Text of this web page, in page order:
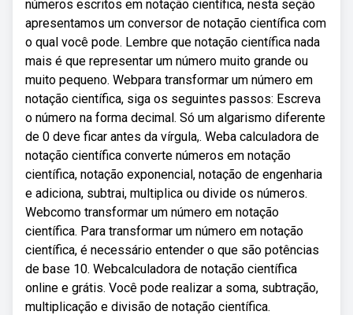
números escritos em notação científica, nesta seção
apresentamos um conversor de notação científica com
o qual você pode. Lembre que notação científica nada
mais é que representar um número muito grande ou
muito pequeno. Webpara transformar um número em
notação científica, siga os seguintes passos: Escreva
o número na forma decimal. Só um algarismo diferente
de 0 deve ficar antes da vírgula,. Weba calculadora de
notação científica converte números em notação
científica, notação exponencial, notação de engenharia
e adiciona, subtrai, multiplica ou divide os números.
Webcomo transformar um número em notação
científica. Para transformar um número em notação
científica, é necessário entender o que são potências
de base 10. Webcalculadora de notação científica
online e grátis. Você pode realizar a soma, subtração,
multiplicação e divisão de notação científica.